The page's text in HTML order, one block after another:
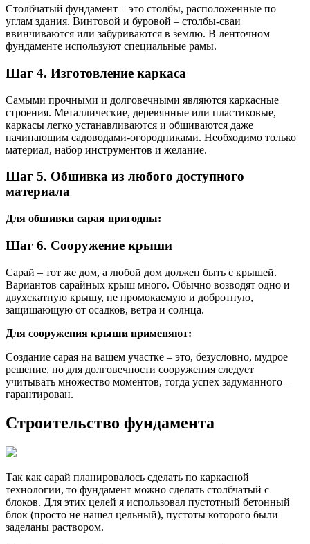
Столбчатый фундамент – это столбы, расположенные по
углам здания. Винтовой и буровой – столбы-сваи
ввинчиваются или забуриваются в землю. В ленточном
фундаменте используют специальные рамы.
Шаг 4. Изготовление каркаса
Самыми прочными и долговечными являются каркасные
строения. Металлические, деревянные или пластиковые,
каркасы легко устанавливаются и обшиваются даже
начинающим садоводами-огородниками. Необходимо только
материал, набор инструментов и желание.
Шаг 5. Обшивка из любого доступного
материала
Для обшивки сарая пригодны:
Шаг 6. Сооружение крыши
Сарай – тот же дом, а любой дом должен быть с крышей.
Вариантов сарайных крыш много. Обычно возводят одно и
двухскатную крышу, не промокаемую и добротную,
защищающую от осадков, ветра и солнца.
Для сооружения крыши применяют:
Создание сарая на вашем участке – это, безусловно, мудрое
решение, но для долговечности сооружения следует
учитывать множество моментов, тогда успех задуманного –
гарантирован.
Строительство фундамента
Так как сарай планировалось сделать по каркасной
технологии, то фундамент можно сделать столбчатый с
блоков. Для этих целей я использовал пустотный бетонный
блок (просто не нашел цельный), пустоты которого были
заделаны раствором.